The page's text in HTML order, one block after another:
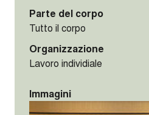
Parte del corpo
Tutto il corpo
Organizzazione
Lavoro individiale
Immagini